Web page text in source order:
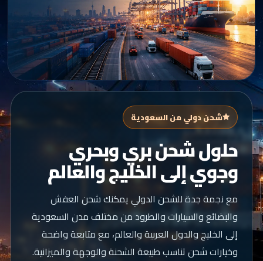
شحن دولي من السعودية
حلول شحن بري وبحري
وجوي إلى الخليج والعالم
مع نجمة جدة للشحن الدولي يمكنك شحن العفش
والبضائع والسيارات والطرود من مختلف مدن السعودية
إلى الخليج والدول العربية والعالم، مع متابعة واضحة
وخيارات شحن تناسب طبيعة الشحنة والوجهة والميزانية.